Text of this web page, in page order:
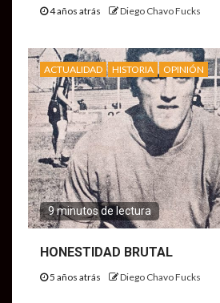
4 años atrás Diego Chavo Fucks
ACTUALIDAD HISTORIA OPINIÓN
9 minutos de lectura
HONESTIDAD BRUTAL
5 años atrás Diego Chavo Fucks